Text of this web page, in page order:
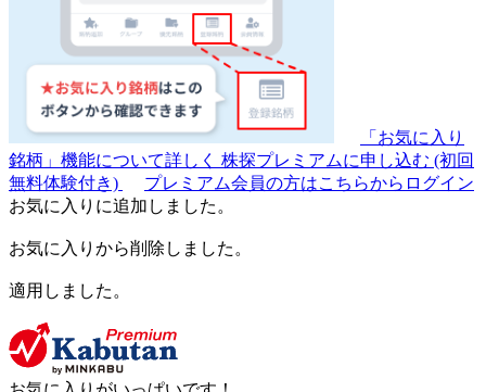
「お気に入り
銘柄」機能について詳しく 株探プレミアムに申し込む (初回
無料体験付き)
プレミアム会員の方はこちらからログイン
お気に入りに追加しました。
お気に入りから削除しました。
適用しました。